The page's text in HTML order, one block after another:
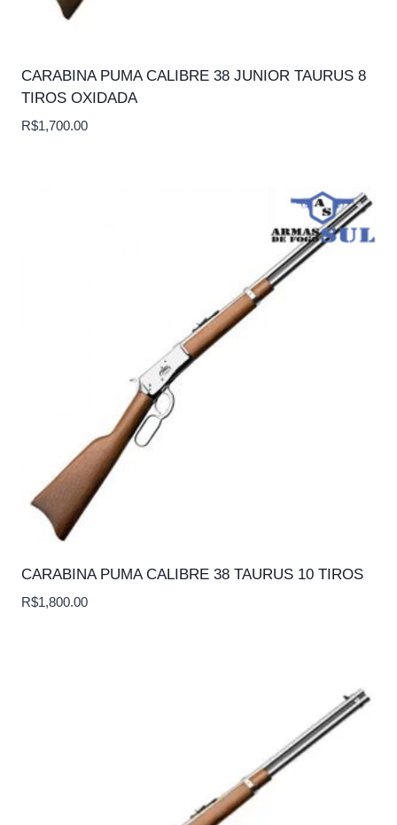
CARABINA PUMA CALIBRE 38 JUNIOR TAURUS 8
TIROS OXIDADA
R$1,700.00
CARABINA PUMA CALIBRE 38 TAURUS 10 TIROS
R$1,800.00